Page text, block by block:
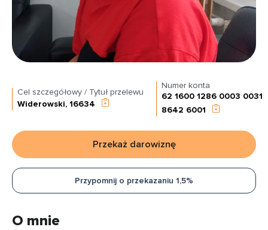
Cel szczegółowy / Tytuł przelewu
Widerowski, 16634
Numer konta
62 1600 1286 0003 0031
8642 6001
Przekaż darowiznę
Przypomnij o przekazaniu 1,5%
O mnie